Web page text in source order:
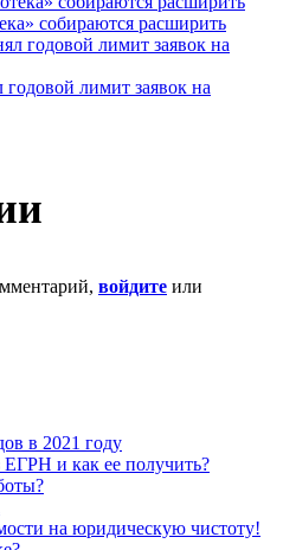
собираются расширить
лимит заявок на
войдите или
в 2021 году
и как ее получить?
на юридическую чистоту!